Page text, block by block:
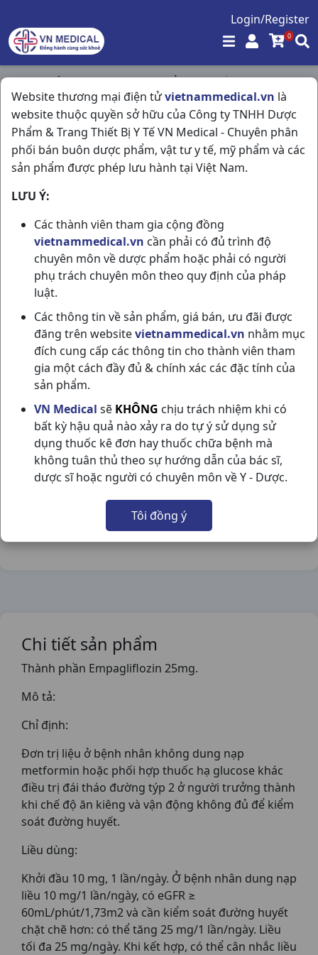
Login/Register
0
Website thương mại điện tửvietnammedical.vn là
website thuộc quyền sở hữu của Công ty TNHH Dược
Phẩm & Trang Thiết Bị Y Tế VN Medical - Chuyên phân
phối bán buôn dược phẩm, vật tư y tế, mỹ phẩm và các
sản phẩm được phép lưu hành tại Việt Nam.
LƯU Ý:
Các thành viên tham gia cộng đồng
vietnammedical.vn cần phải có đủ trình độ
chuyên môn về dược phẩm hoặc phải có người
phụ trách chuyên môn theo quy định của pháp
luật.
Các thông tin về sản phẩm, giá bán, ưu đãi được
đăng trên websitevietnammedical.vn nhằm mục
đích cung cấp các thông tin cho thành viên tham
gia một cách đầy đủ & chính xác các đặc tính của
sản phẩm.
VN Medical sẽ KHÔNG chịu trách nhiệm khi có
bất kỳ hậu quả nào xảy ra do tự ý sử dụng sử
dụng thuốc kê đơn hay thuốc chữa bệnh mà
không tuân thủ theo sự hướng dẫn của bác sĩ,
dược sĩ hoặc người có chuyên môn về Y - Dược.
Tôi đồng ý
Trang chủ / Tim Mạch - Lợi Tiểu- Nội Tiết /
Jardiance 25mg H30vbf Germany
JARDIANCE 25MG H30VBF GERMANY
NSX:Germany
Nhóm hàng:Tim Mạch - Lợi Tiểu- Nội Tiết,
Chia sẻ qua mạng xã hội:
Chi tiết sản phẩm
Thành phần Empagliflozin 25mg.
Mô tả:
Chỉ định:
Đơn trị liệu ở bệnh nhân không dung nạp
metformin hoặc phối hợp thuốc hạ glucose khác
điều trị đái tháo đường týp 2 ở người trưởng thành
khi chế độ ăn kiêng và vận động không đủ để kiểm
soát đường huyết.
Liều dùng:
Khởi đầu 10 mg, 1 lần/ngày. Ở bệnh nhân dung nạp
liều 10 mg/1 lần/ngày, có eGFR ≥
60mL/phút/1,73m2 và cần kiểm soát đường huyết
chặt chẽ hơn: có thể tăng 25 mg/1 lần/ngày. Liều
tối đa 25 mg/ngày. Khi kết hợp, có thể cân nhắc liều